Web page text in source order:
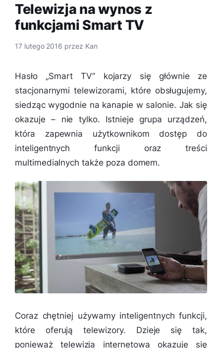
Telewizja na wynos z
funkcjami Smart TV
17 lutego 2016 przez Kan
Hasło „Smart TV” kojarzy się głównie ze
stacjonarnymi telewizorami, które obsługujemy,
siedząc wygodnie na kanapie w salonie. Jak się
okazuje – nie tylko. Istnieje grupa urządzeń,
która zapewnia użytkownikom dostęp do
inteligentnych funkcji oraz treści
multimedialnych także poza domem.
Coraz chętniej używamy inteligentnych funkcji,
które oferują telewizory. Dzieje się tak,
ponieważ telewizja internetowa okazuje się